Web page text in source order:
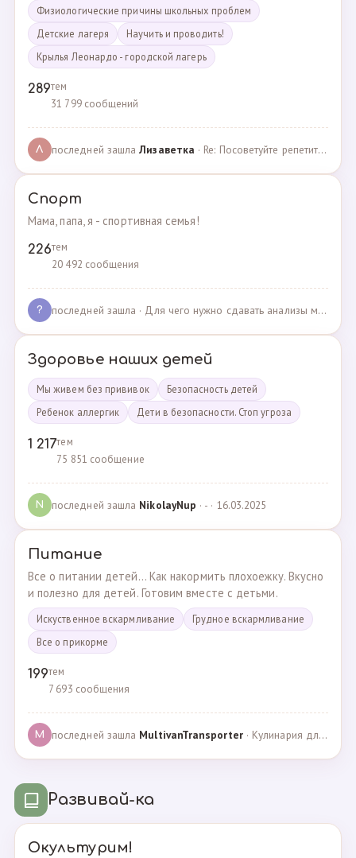
Физиологические причины школьных проблем
Детские лагеря
Научить и проводить!
Крылья Леонардо - городской лагерь
289тем
31 799 сообщений
Л последней зашлаЛизаветка · Re: Посоветуйте репетитора по английскому · 27.11.2024
Спорт
Мама, папа, я - спортивная семья!
226тем
20 492 сообщения
? последней зашла · Для чего нужно сдавать анализы мочи спортсменам? · 03.05.2025
Здоровье наших детей
Мы живем без прививок
Безопасность детей
Ребенок аллергик
Дети в безопасности. Стоп угроза
1 217тем
75 851 сообщение
N последней зашла NikolayNup · - · 16.03.2025
Питание
Все о питании детей... Как накормить плохоежку. Вкусно
и полезно для детей. Готовим вместе с детьми.
Искуственное вскармливание
Грудное вскармливание
Все о прикорме
199тем
7 693 сообщения
M последней зашла MultivanTransporter· Кулинария для более старших · 24.10.2024
Развивай-ка
Окультурим!